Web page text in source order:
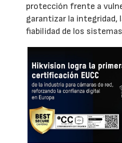
protección frente a
garantizar la integridad,
fiabilidad de los